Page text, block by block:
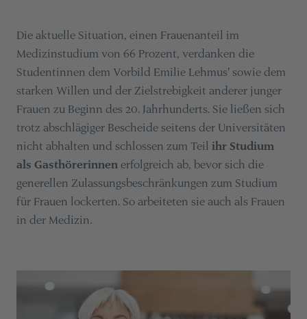
Die aktuelle Situation, einen Frauenanteil im
Medizinstudium von 66 Prozent, verdanken die
Studentinnen dem Vorbild Emilie Lehmus' sowie dem
starken Willen und der Zielstrebigkeit anderer junger
Frauen zu Beginn des 20. Jahrhunderts. Sie ließen sich
trotz abschlägiger Bescheide seitens der Universitäten
nicht abhalten und schlossen zum Teil ihr Studium
als Gasthörerinnenerfolgreich ab, bevor sich die
generellen Zulassungsbeschränkungen zum Studium
für Frauen lockerten. So arbeiteten sie auch als Frauen
in der Medizin.